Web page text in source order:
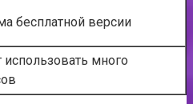
бесплатной версии
много